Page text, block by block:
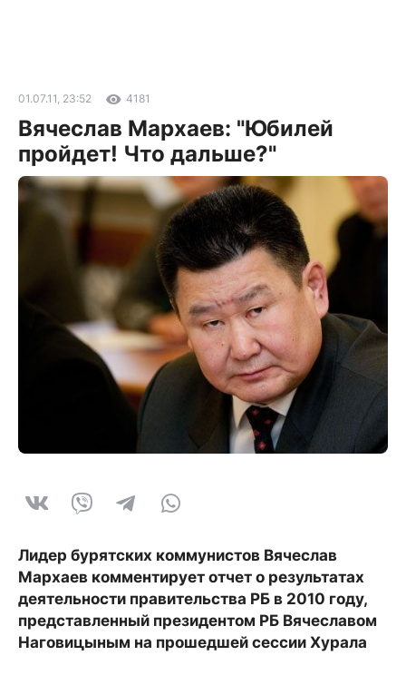
01.07.11, 23:52 4181
Вячеслав Мархаев: "Юбилей
пройдет! Что дальше?"
Лидер бурятских коммунистов Вячеслав
Мархаев комментирует отчет о результатах
деятельности правительства РБ в 2010 году,
представленный президентом РБ Вячеславом
Наговицыным на прошедшей сессии Хурала